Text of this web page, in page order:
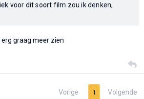
voor dit soort film zou ik denken,
erg graag meer zien
Vorige 1 Volgende